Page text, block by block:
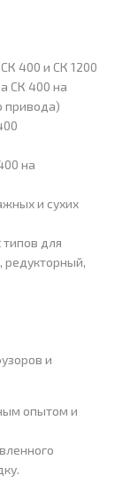
400 и СК 1200
СК 400 на
привода)
на
и сухих
для
редукторный,
и
опытом и